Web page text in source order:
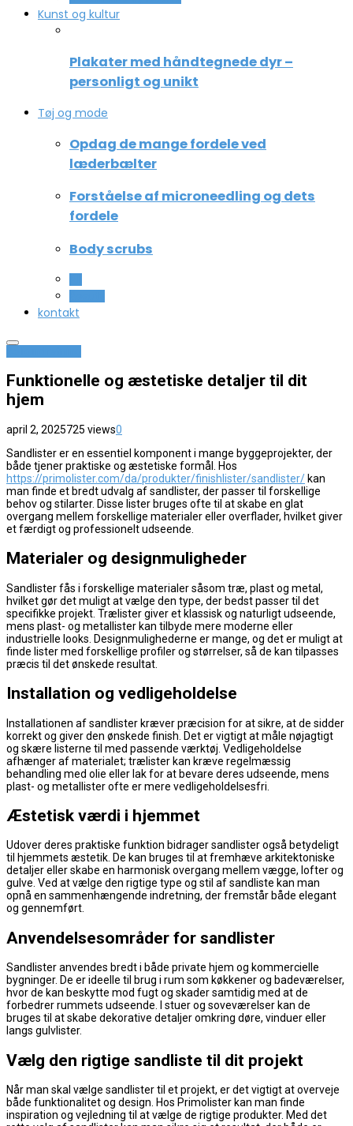
Kunst og kultur
Plakater med håndtegnede dyr –
personligt og unikt
Tøj og mode
Opdag de mange fordele ved
læderbælter
Forståelse af microneedling og dets
fordele
Body scrubs
kontakt
Funktionelle og æstetiske detaljer til dit
hjem
april 2, 2025725 views0
Sandlister er en essentiel komponent i mange byggeprojekter, der
både tjener praktiske og æstetiske formål. Hos
https://primolister.com/da/produkter/finishlister/sandlister/ kan
man finde et bredt udvalg af sandlister, der passer til forskellige
behov og stilarter. Disse lister bruges ofte til at skabe en glat
overgang mellem forskellige materialer eller overflader, hvilket giver
et færdigt og professionelt udseende.
Materialer og designmuligheder
Sandlister fås i forskellige materialer såsom træ, plast og metal,
hvilket gør det muligt at vælge den type, der bedst passer til det
specifikke projekt. Trælister giver et klassisk og naturligt udseende,
mens plast- og metallister kan tilbyde mere moderne eller
industrielle looks. Designmulighederne er mange, og det er muligt at
finde lister med forskellige profiler og størrelser, så de kan tilpasses
præcis til det ønskede resultat.
Installation og vedligeholdelse
Installationen af sandlister kræver præcision for at sikre, at de sidder
korrekt og giver den ønskede finish. Det er vigtigt at måle nøjagtigt
og skære listerne til med passende værktøj. Vedligeholdelse
afhænger af materialet; trælister kan kræve regelmæssig
behandling med olie eller lak for at bevare deres udseende, mens
plast- og metallister ofte er mere vedligeholdelsesfri.
Æstetisk værdi i hjemmet
Udover deres praktiske funktion bidrager sandlister også betydeligt
til hjemmets æstetik. De kan bruges til at fremhæve arkitektoniske
detaljer eller skabe en harmonisk overgang mellem vægge, lofter og
gulve. Ved at vælge den rigtige type og stil af sandliste kan man
opnå en sammenhængende indretning, der fremstår både elegant
og gennemført.
Anvendelsesområder for sandlister
Sandlister anvendes bredt i både private hjem og kommercielle
bygninger. De er ideelle til brug i rum som køkkener og badeværelser,
hvor de kan beskytte mod fugt og skader samtidig med at de
forbedrer rummets udseende. I stuer og soveværelser kan de
bruges til at skabe dekorative detaljer omkring døre, vinduer eller
langs gulvlister.
Vælg den rigtige sandliste til dit projekt
Når man skal vælge sandlister til et projekt, er det vigtigt at overveje
både funktionalitet og design. Hos Primolister kan man finde
inspiration og vejledning til at vælge de rigtige produkter. Med det